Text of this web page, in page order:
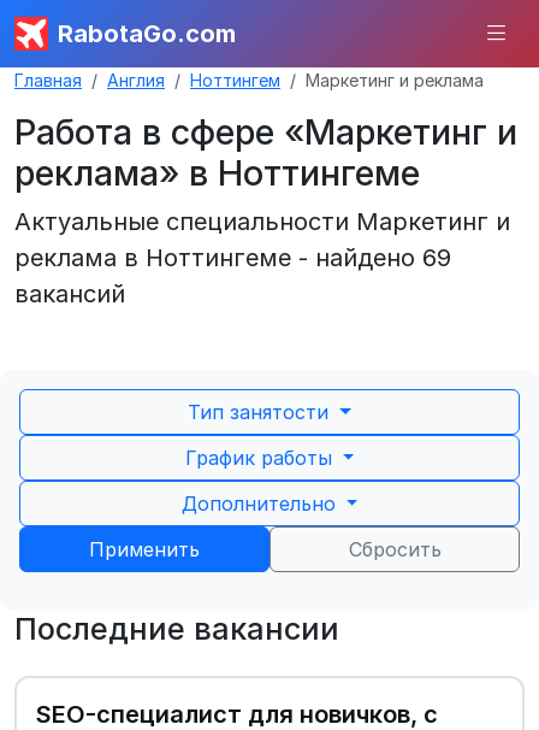
RabotaGo.com
Главная Англия Ноттингем Маркетинг и реклама
Работа в сфере «Маркетинг и
реклама» в Ноттингеме
Актуальные специальности Маркетинг и
реклама в Ноттингеме - найдено 69
вакансий
Тип занятости
График работы
Дополнительно
Применить
Сбросить
Последние вакансии
SEO-специалист для новичков, с